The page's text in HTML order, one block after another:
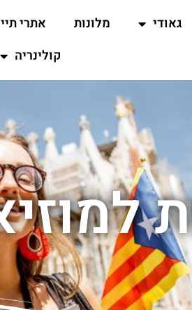
גאודי מלונות אתרי
קולינריה